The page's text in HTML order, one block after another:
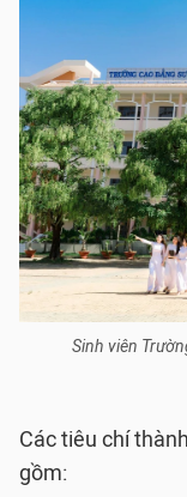
Sinh viên
Các tiêu chí
gồm: